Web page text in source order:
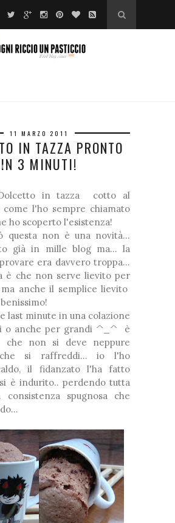
11 MARZO 2011
IN TAZZA PRONTO
IN 3 MINUTI!
in tazza cotto al
come l'ho sempre chiamato
ho scoperto l'esistenza!
questa non è una novità...
già in mille blog ma... la
era davvero troppa...
è che non serve lievito per
anche il semplice lievito
last minute in una colazione
o anche per grandi ^_^ è
che non si deve neppure
che si raffreddi... io l'ho
il fidanzato l'ha fatto
è indurito.. perdendo tutta
consistenza spugnosa che
❆
*
❅
❅
❅
❅ ❅
❅
❅
*